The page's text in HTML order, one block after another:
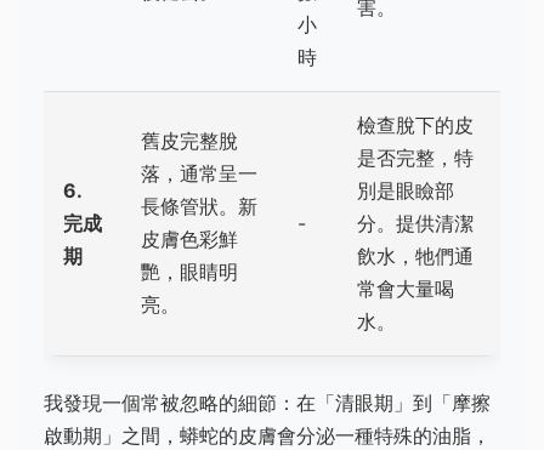
小
時
害。
6.
完成
期
舊皮完整脫
落，通常呈一
長條管狀。新
皮膚色彩鮮
艷，眼睛明
亮。
-
檢查脫下的皮
是否完整，特
別是眼瞼部
分。提供清潔
飲水，牠們通
常會大量喝
水。
我發現一個常被忽略的細節：在「清眼期」到「摩擦
啟動期」之間，蟒蛇的皮膚會分泌一種特殊的油脂，